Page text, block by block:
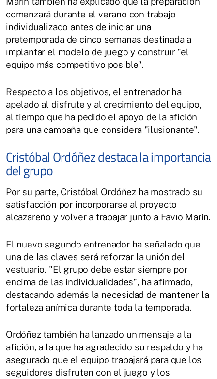
comenzará durante el verano con trabajo
individualizado antes de iniciar una
pretemporada de cinco semanas destinada a
implantar el modelo de juego y construir "el
equipo más competitivo posible".
Respecto a los objetivos, el entrenador ha
apelado al disfrute y al crecimiento del equipo,
al tiempo que ha pedido el apoyo de la afición
para una campaña que considera "ilusionante".
Cristóbal Ordóñez destaca la importancia
del grupo
Por su parte, Cristóbal Ordóñez ha mostrado su
satisfacción por incorporarse al proyecto
alcazareño y volver a trabajar junto a Favio Marín.
El nuevo segundo entrenador ha señalado que
una de las claves será reforzar la unión del
vestuario. "El grupo debe estar siempre por
encima de las individualidades", ha afirmado,
destacando además la necesidad de mantener la
fortaleza anímica durante toda la temporada.
Ordóñez también ha lanzado un mensaje a la
afición, a la que ha agradecido su respaldo y ha
asegurado que el equipo trabajará para que los
seguidores disfruten con el juego y los